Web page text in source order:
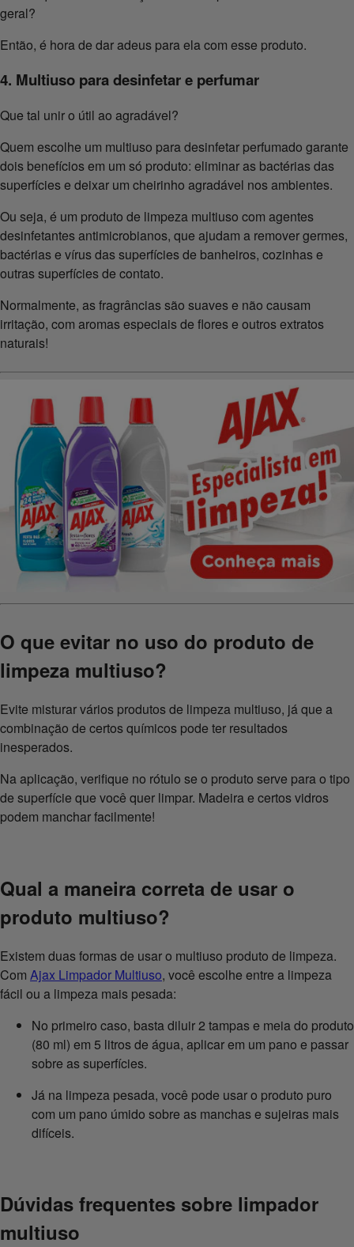
geral?
Então, é hora de dar adeus para ela com esse produto.
4. Multiuso para desinfetar e perfumar
Que tal unir o útil ao agradável?
Quem escolhe um multiuso para desinfetar perfumado garante
dois benefícios em um só produto: eliminar as bactérias das
superfícies e deixar um cheirinho agradável nos ambientes.
Ou seja, é um produto de limpeza multiuso com agentes
desinfetantes antimicrobianos, que ajudam a remover germes,
bactérias e vírus das superfícies de banheiros, cozinhas e
outras superfícies de contato.
Normalmente, as fragrâncias são suaves e não causam
irritação, com aromas especiais de flores e outros extratos
naturais!
O que evitar no uso do produto de
limpeza multiuso?
Evite misturar vários produtos de limpeza multiuso, já que a
combinação de certos químicos pode ter resultados
inesperados.
Na aplicação, verifique no rótulo se o produto serve para o tipo
de superfície que você quer limpar. Madeira e certos vidros
podem manchar facilmente!
Qual a maneira correta de usar o
produto multiuso?
Existem duas formas de usar o multiuso produto de limpeza.
Com Ajax Limpador Multiuso, você escolhe entre a limpeza
fácil ou a limpeza mais pesada:
No primeiro caso, basta diluir 2 tampas e meia do produto
(80 ml) em 5 litros de água, aplicar em um pano e passar
sobre as superfícies.
Já na limpeza pesada, você pode usar o produto puro
com um pano úmido sobre as manchas e sujeiras mais
difíceis.
Dúvidas frequentes sobre limpador
multiuso